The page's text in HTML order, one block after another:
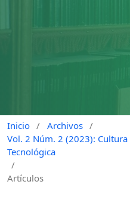
Inicio / Archivos /
Vol. 2 Núm. 2 (2023):
Tecnológica
/
Artículos